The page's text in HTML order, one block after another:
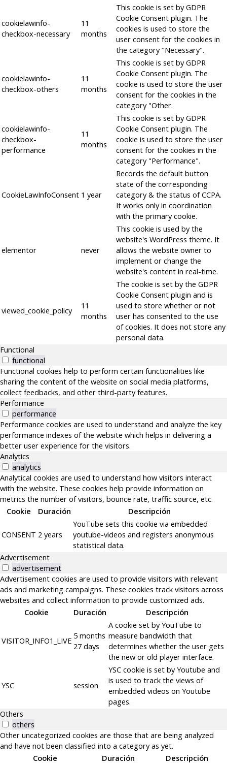
cookielawinfo-
checkbox-necessary
11
months
This cookie is set by GDPR
Cookie Consent plugin. The
cookies is used to store the
user consent for the cookies in
the category "Necessary".
cookielawinfo-
checkbox-others
11
months
This cookie is set by GDPR
Cookie Consent plugin. The
cookie is used to store the user
consent for the cookies in the
category "Other.
cookielawinfo-
checkbox-
performance
11
months
This cookie is set by GDPR
Cookie Consent plugin. The
cookie is used to store the user
consent for the cookies in the
category "Performance".
CookieLawInfoConsent 1 year
Records the default button
state of the corresponding
category & the status of CCPA.
It works only in coordination
with the primary cookie.
elementor never
This cookie is used by the
website's WordPress theme. It
allows the website owner to
implement or change the
website's content in real-time.
viewed_cookie_policy
11
months
The cookie is set by the GDPR
Cookie Consent plugin and is
used to store whether or not
user has consented to the use
of cookies. It does not store any
personal data.
Functional
functional
Functional cookies help to perform certain functionalities like
sharing the content of the website on social media platforms,
collect feedbacks, and other third-party features.
Performance
performance
Performance cookies are used to understand and analyze the key
performance indexes of the website which helps in delivering a
better user experience for the visitors.
Analytics
analytics
Analytical cookies are used to understand how visitors interact
with the website. These cookies help provide information on
metrics the number of visitors, bounce rate, traffic source, etc.
Cookie
Duración Descripción
CONSENT 2 years
YouTube sets this cookie via embedded
youtube-videos and registers anonymous
statistical data.
Advertisement
advertisement
Advertisement cookies are used to provide visitors with relevant
ads and marketing campaigns. These cookies track visitors across
websites and collect information to provide customized ads.
Cookie
Duración Descripción
VISITOR_INFO1_LIVE 5 months
27 days
A cookie set by YouTube to
measure bandwidth that
determines whether the user gets
the new or old player interface.
YSC session
YSC cookie is set by Youtube and
is used to track the views of
embedded videos on Youtube
pages.
Others
others
Other uncategorized cookies are those that are being analyzed
and have not been classified into a category as yet.
Cookie
Duración
Descripción